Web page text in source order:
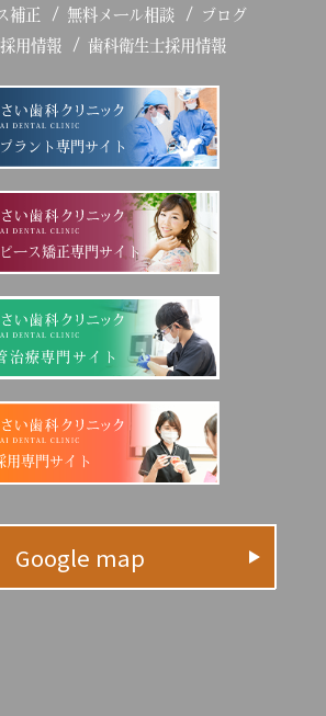
補正
無料メール相談
ブログ
用情報
歯科衛生士採用情報
ラント専門サイト
ース矯正専門サイト
治療専門サイト
用専門サイト
Google map